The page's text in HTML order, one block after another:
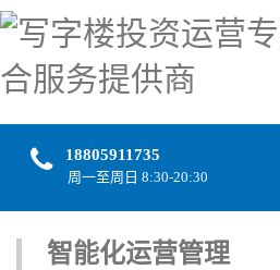
18805911735
周一至周日 8:30-20:30
智能化运营管理